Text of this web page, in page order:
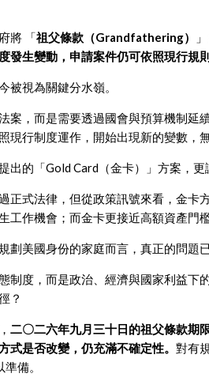
將 「祖父條款（Grandfathering）
發生變動，申請案件仍可依照現行規則
被視為關鍵分水嶺。
案，而是需要透過國會與預算機制
現行制度運作，開始出現新的變數，
出的「Gold Card（金卡）」方案，更
正式法律，但從政策訊號來看，金
工作機會；而金卡更接近高額資產門
劃美國身份的家庭而言，真正的問題
制度，而是政治、經濟與國家利益
？
二〇二六年九月三十日的祖父條款期
式是否改變，仍充滿不確定性。 對有
備。